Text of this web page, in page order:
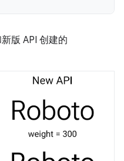
版 API 创建的